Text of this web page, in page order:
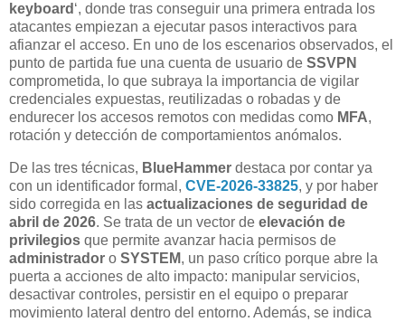
keyboard ‘, donde tras conseguir una primera entrada los
atacantes empiezan a ejecutar pasos interactivos para
afianzar el acceso. En uno de los escenarios observados, el
punto de partida fue una cuenta de usuario de SSVPN
comprometida, lo que subraya la importancia de vigilar
credenciales expuestas, reutilizadas o robadas y de
endurecer los accesos remotos con medidas como MFA,
rotación y detección de comportamientos anómalos.
De las tres técnicas, BlueHammer destaca por contar ya
con un identificador formal, CVE-2026-33825, y por haber
sido corregida en las actualizaciones de seguridad de
abril de 2026. Se trata de un vector de elevación de
privilegios que permite avanzar hacia permisos de
administrador o SYSTEM, un paso crítico porque abre la
puerta a acciones de alto impacto: manipular servicios,
desactivar controles, persistir en el equipo o preparar
movimiento lateral dentro del entorno. Además, se indica